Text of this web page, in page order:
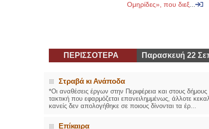
Ομηρίδες», που διεξ...
ΠΕΡΙΣΣΟΤΕΡΑ Παρασκευή 22
Στραβά κι Ανάποδα
*Οι αναθέσεις έργων στην Περιφέρεια και στους
τακτική που εφαρμόζεται επανειλημμένως, άλλοτε
κανείς δεν απολογήθηκε σε ποιους δίνονται τα έρ...
Επίκαιρα